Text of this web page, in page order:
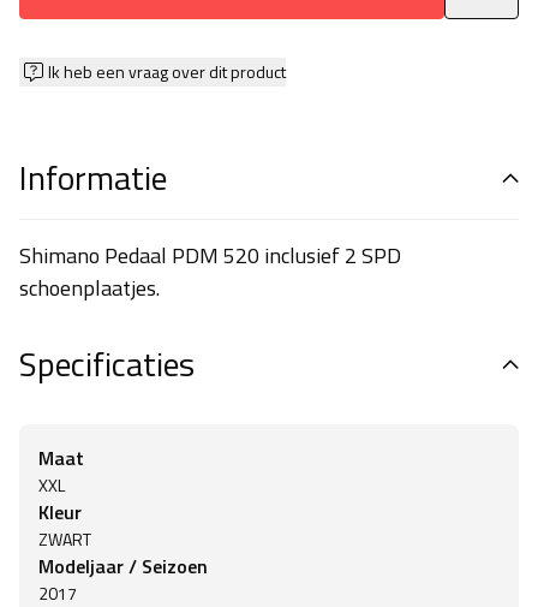
Ik heb een vraag over dit product
Informatie
Shimano Pedaal PDM 520 inclusief 2 SPD
schoenplaatjes.
Specificaties
Maat
XXL
Kleur
ZWART
Modeljaar / Seizoen
2017